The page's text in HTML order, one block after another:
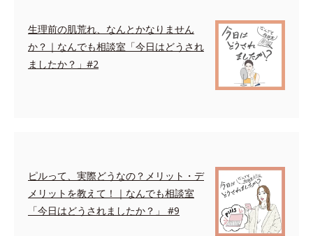
生理前の肌荒れ、なんとかなりません
か？｜なんでも相談室「今日はどうされ
ましたか？」#2
ピルって、実際どうなの？メリット・デ
メリットを教えて！｜なんでも相談室
「今日はどうされましたか？」 #9